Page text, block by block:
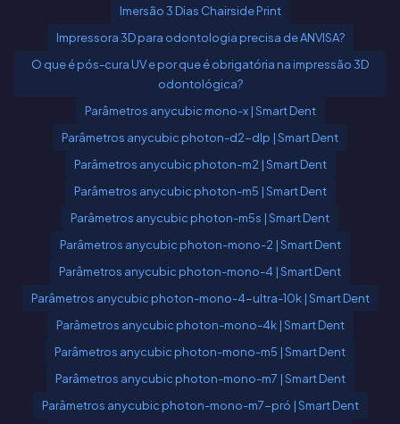
Imersão 3 Dias Chairside Print
Impressora 3D para odontologia precisa de ANVISA?
O que é pós-cura UV e por que é obrigatória na impressão 3D
odontológica?
Parâmetros anycubic mono-x | Smart Dent
Parâmetros anycubic photon-d2-dlp | Smart Dent
Parâmetros anycubic photon-m2 | Smart Dent
Parâmetros anycubic photon-m5 | Smart Dent
Parâmetros anycubic photon-m5s | Smart Dent
Parâmetros anycubic photon-mono-2 | Smart Dent
Parâmetros anycubic photon-mono-4 | Smart Dent
Parâmetros anycubic photon-mono-4-ultra-10k | Smart Dent
Parâmetros anycubic photon-mono-4k | Smart Dent
Parâmetros anycubic photon-mono-m5 | Smart Dent
Parâmetros anycubic photon-mono-m7 | Smart Dent
Parâmetros anycubic photon-mono-m7-pró | Smart Dent